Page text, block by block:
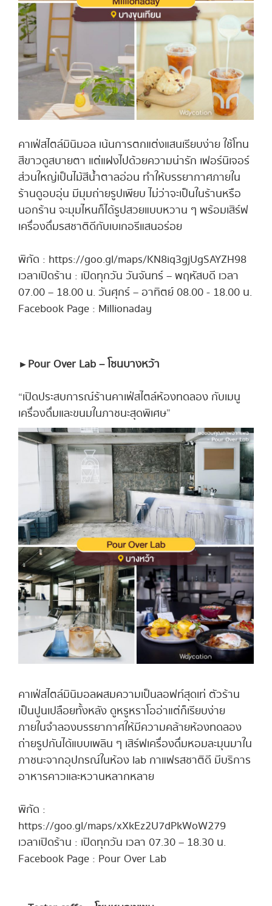
คาเฟ่สไตล์มินิมอล เน้นการตกแต่งแสนเรียบง่าย ใช้โทน
สีขาวดูสบายตา แต่แฝงไปด้วยความน่ารัก เฟอร์นิเจอร์
ส่วนใหญ่เป็นไม้สีน้ำตาลอ่อน ทำให้บรรยากาศภายใน
ร้านดูอบอุ่น มีมุมถ่ายรูปเพียบ ไม่ว่าจะเป็นในร้านหรือ
นอกร้าน จะมุมไหนก็ได้รูปสวยแบบหวาน ๆ พร้อมเสิร์ฟ
เครื่องดื่มรสชาติดีกับเบเกอรีแสนอร่อย
พิกัด : https://goo.gl/maps/KN8iq3gjUgSAYZH98
เวลาเปิดร้าน : เปิดทุกวัน วันจันทร์ – พฤหัสบดี เวลา
07.00 – 18.00 น. วันศุกร์ – อาทิตย์ 08.00 - 18.00 น.
Facebook Page : Millionaday
► Pour Over Lab – โซนบางหว้า
“เปิดประสบการณ์ร้านคาเฟ่สไตล์ห้องทดลอง กับเมนู
เครื่องดื่มและขนมในภาชนะสุดพิเศษ”
คาเฟ่สไตล์มินิมอลผสมความเป็นลอฟท์สุดเท่ ตัวร้าน
เป็นปูนเปลือยทั้งหลัง ดูหรูหราโออ่าแต่ก็เรียบง่าย
ภายในจำลองบรรยากาศให้มีความคล้ายห้องทดลอง
ถ่ายรูปกันได้แบบเพลิน ๆ เสิร์ฟเครื่องดื่มหอมละมุนมาใน
ภาชนะจากอุปกรณ์ในห้อง lab กาแฟรสชาติดี มีบริการ
อาหารคาวและหวานหลากหลาย
พิกัด :
https://goo.gl/maps/xXkEz2U7dPkWoW279
เวลาเปิดร้าน : เปิดทุกวัน เวลา 07.30 – 18.30 น.
Facebook Page : Pour Over Lab